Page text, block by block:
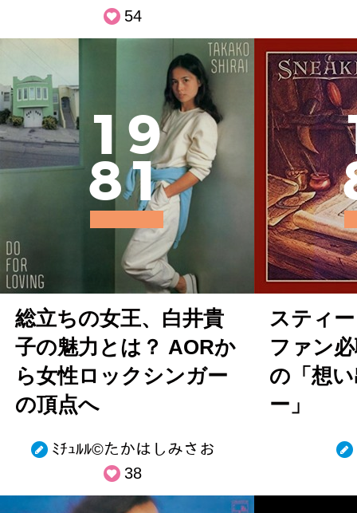
54
1 9
81
総立ちの女王、白井貴
子の魅力とは？ AORか
ら女性ロックシンガー
の頂点へ
ﾐﾁｭﾙﾙ©︎たかはしみさお
38
スティ
ファン
の「想
ー」